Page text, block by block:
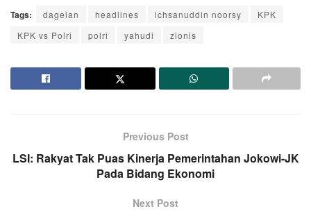
Tags: dagelan headlines ichsanuddin noorsy
KPK
KPK vs Polri
polri yahudi zionis
Previous Post
LSI: Rakyat Tak Puas Kinerja Pemerintahan Jokowi-JK
Pada Bidang Ekonomi
Next Post